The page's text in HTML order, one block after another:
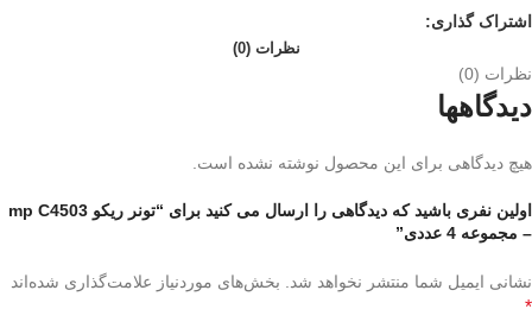
اشتراک گذاری:
نظرات (0)
نظرات (0)
دیدگاهها
هیچ دیدگاهی برای این محصول نوشته نشده است.
اولین نفری باشید که دیدگاهی را ارسال می کنید برای “تونر ریکو mp C4503
– مجموعه 4 عددی”
نشانی ایمیل شما منتشر نخواهد شد. بخش‌های موردنیاز علامت‌گذاری شده‌اند
*